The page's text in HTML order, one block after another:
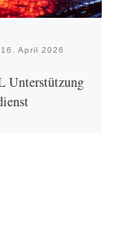
16. April 2026
Unterstützung